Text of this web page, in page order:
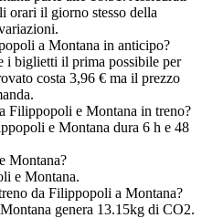
orari il giorno stesso della
a Montana in anticipo?
i biglietti il prima possibile per
costa 3,96 € ma il prezzo
Filippopoli e Montana in treno?
e Montana dura 6 h e 48
Montana?
e Montana.
da Filippopoli a Montana?
genera 13.15kg di CO2.